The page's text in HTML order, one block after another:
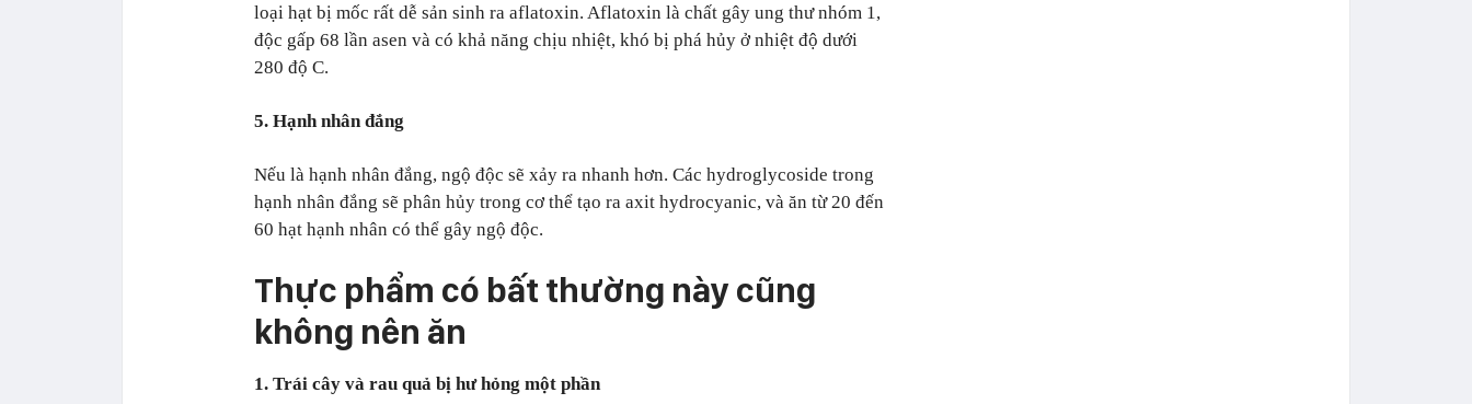
loại hạt bị mốc rất dễ sản sinh ra aflatoxin. Aflatoxin là chất gây ung thư nhóm 1,
độc gấp 68 lần asen và có khả năng chịu nhiệt, khó bị phá hủy ở nhiệt độ dưới
280 độ C.
5. Hạnh nhân đắng
Nếu là hạnh nhân đắng, ngộ độc sẽ xảy ra nhanh hơn. Các hydroglycoside trong
hạnh nhân đắng sẽ phân hủy trong cơ thể tạo ra axit hydrocyanic, và ăn từ 20 đến
60 hạt hạnh nhân có thể gây ngộ độc.
Thực phẩm có bất thường này cũng
không nên ăn
1. Trái cây và rau quả bị hư hỏng một phần